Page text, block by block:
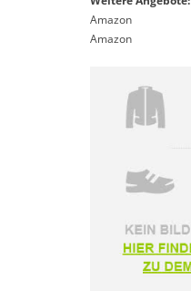
Amazon
Amazon